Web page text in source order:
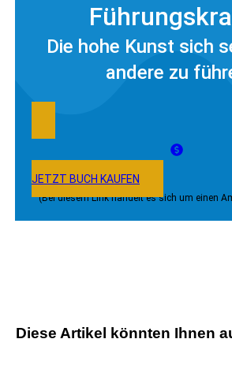
Die hohe Kunst sich
andere zu
JETZT BUCH KAUFEN
(Bei diesem Link handelt es sich um einen
Diese Artikel könnten Ihnen